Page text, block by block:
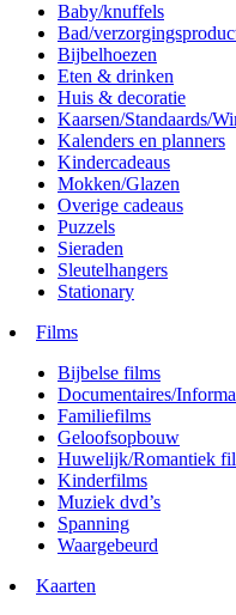
Baby/knuffels
Bad/
Bijbelhoezen
Eten & drinken
Huis & decoratie
Kaarsen/Standaards/
Kalenders en planners
Kindercadeaus
Mokken/Glazen
Overige cadeaus
Puzzels
Sieraden
Sleutelhangers
Stationary
Films
Bijbelse films
Documentaires/
Familiefilms
Geloofsopbouw
Huwelijk/Romantiek
Kinderfilms
Muziek dvd’s
Spanning
Waargebeurd
Kaarten